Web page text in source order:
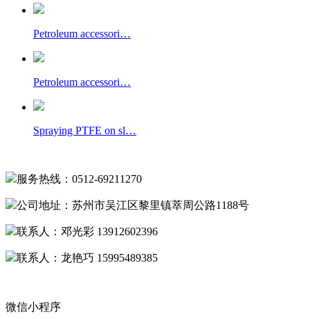
Petroleum accessori…
Petroleum accessori…
Spraying PTFE on sl…
服务热线：0512-69211270
公司地址：苏州市吴江区黎里镇萃周公路1188号
联系人：邓光彩 13912602396
联系人：龙艳巧 15995489385
微信小程序